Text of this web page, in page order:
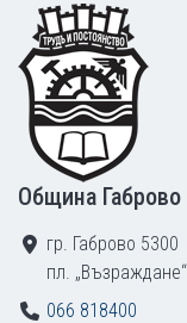
Footer
Община Габрово
гр. Габрово 5300
пл.
066 818400